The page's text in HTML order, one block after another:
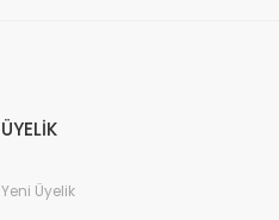
ÜYELİK
Yeni Üyelik